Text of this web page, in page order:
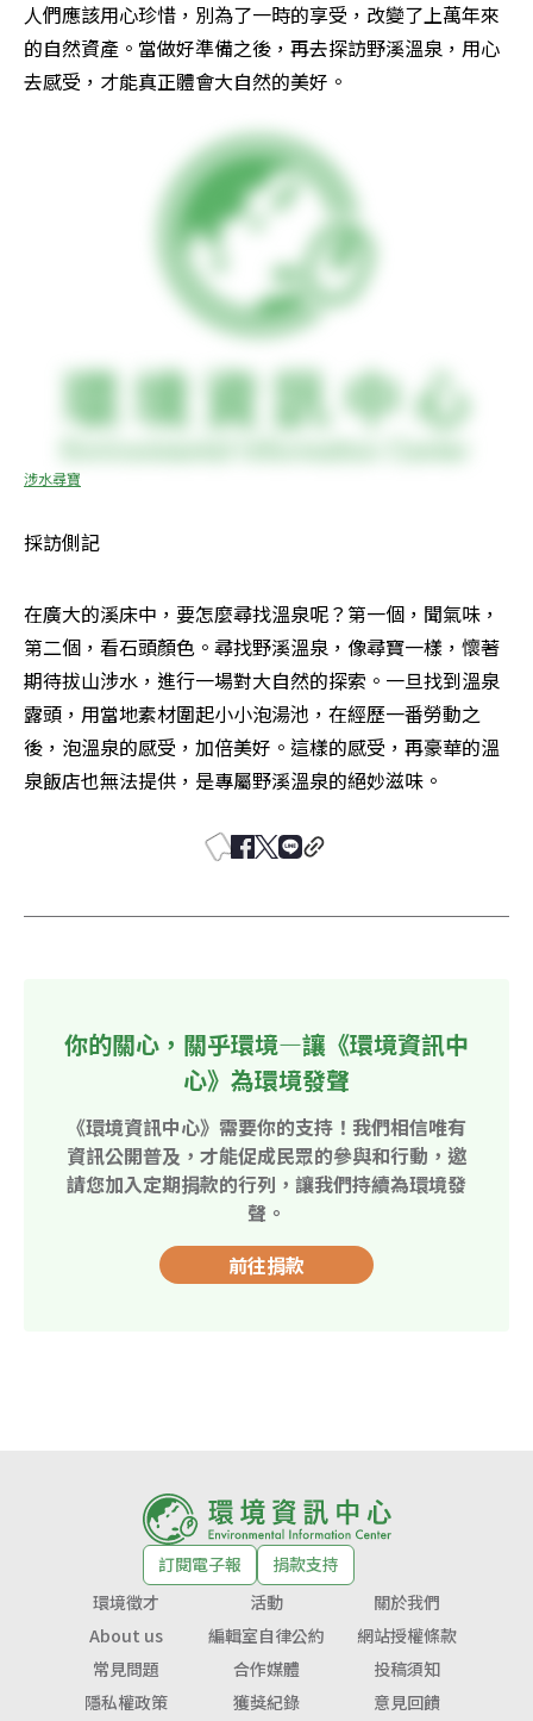
人們應該用心珍惜，別為了一時的享受，改變了上萬年來
的自然資產。當做好準備之後，再去探訪野溪溫泉，用心
去感受，才能真正體會大自然的美好。
涉水尋寶
採訪側記
在廣大的溪床中，要怎麼尋找溫泉呢？第一個，聞氣味，
第二個，看石頭顏色。尋找野溪溫泉，像尋寶一樣，懷著
期待拔山涉水，進行一場對大自然的探索。一旦找到溫泉
露頭，用當地素材圍起小小泡湯池，在經歷一番勞動之
後，泡溫泉的感受，加倍美好。這樣的感受，再豪華的溫
泉飯店也無法提供，是專屬野溪溫泉的絕妙滋味。
你的關心，關乎環境—讓《環境資訊中
心》為環境發聲
《環境資訊中心》需要你的支持！我們相信唯有
資訊公開普及，才能促成民眾的參與和行動，邀
請您加入定期捐款的行列，讓我們持續為環境發
聲。
前往捐款
訂閱電子報
捐款支持
環境徵才
活動
關於我們
About us
編輯室自律公約
網站授權條款
常見問題
合作媒體
投稿須知
隱私權政策
獲獎紀錄 意見回饋